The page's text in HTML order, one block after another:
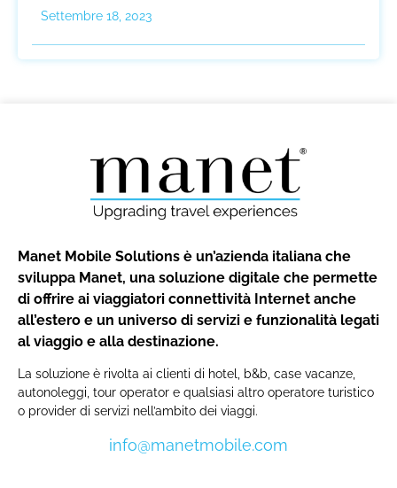
Settembre 18, 2023
Manet Mobile Solutions è un’azienda italiana che
sviluppa Manet, una soluzione digitale che permette
di offrire ai viaggiatori connettività Internet anche
all’estero e un universo di servizi e funzionalità legati
al viaggio e alla destinazione.
La soluzione è rivolta ai clienti di hotel, b&b, case vacanze,
autonoleggi, tour operator e qualsiasi altro operatore turistico
o provider di servizi nell’ambito dei viaggi.
info@manetmobile.com